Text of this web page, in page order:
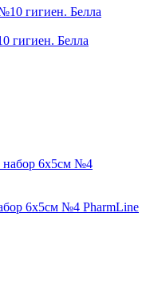
гигиен. Белла
6х5см №4 PharmLine